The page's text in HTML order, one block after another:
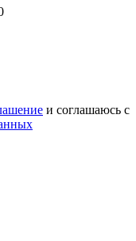
и соглашаюсь с